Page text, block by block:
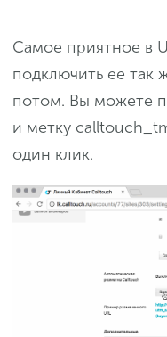
Самое приятное в
подключить ее так
потом. Вы можете
и метку
один клик.